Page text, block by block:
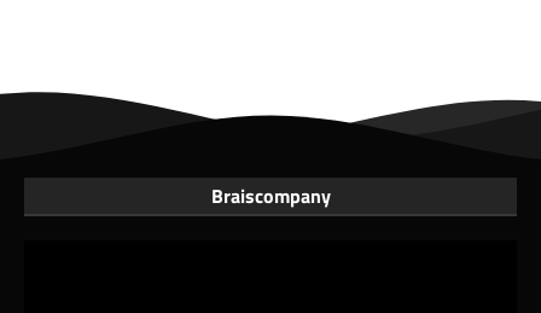
Braiscompany